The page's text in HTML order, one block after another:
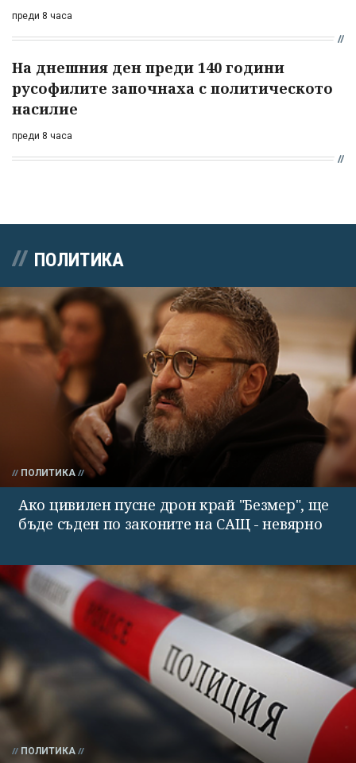
преди 8 часа
На днешния ден преди 140 години
русофилите започнаха с политическото
насилие
преди 8 часа
ПОЛИТИКА
ПОЛИТИКА
Ако цивилен пусне дрон край "Безмер", ще
бъде съден по законите на САЩ - невярно
ПОЛИТИКА